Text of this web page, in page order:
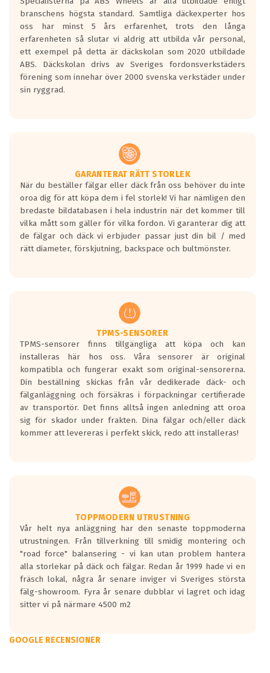
längsta.
Inga D eller G betyg delas ut för
personbilar och lätta lastbilar.
Betyget sätts efter ett test där däcken
skall bromsa in på en väg där det ligger
0.5-1.5 mm vatten.
I 80km/h kommer skillnaden på
Vid körning i över 50km/h brukar
rullmotståndets ljud överträffa
motorljudet.
På däckmärkningen kommer det finnas
en symbol av ett däck med vågar. Hög
bullernivå markeras med svarta vågor
medans de vita vågorna påvisar om det är
ett tyst däck.
regelverket som introduceras år 2016.
Ett däck med två svarta vågor är redan
godkända för år 2016 nya regelverk.
Ett däck med en svart våg kommer vara
minst tre decibel tystare än det
regelverk som börjar gälla 2016.
branschens högsta standard. Samtliga däckexperter hos
oss har minst 5 års erfarenhet, trots den långa
erfarenheten så slutar vi aldrig att utbilda vår personal,
ett exempel på detta är däckskolan som 2020 utbildade
ABS. Däckskolan drivs av Sveriges fordonsverkstäders
förening som innehar över 2000 svenska verkstäder under
sin ryggrad.
GARANTERAT RÄTT STORLEK
När du beställer fälgar eller däck från oss behöver du inte
oroa dig för att köpa dem i fel storlek! Vi har nämligen den
bredaste bildatabasen i hela industrin när det kommer till
vilka mått som gäller för vilka fordon. Vi garanterar dig att
de fälgar och däck vi erbjuder passar just din bil / med
rätt diameter, förskjutning, backspace och bultmönster.
TPMS-SENSORER
TPMS-sensorer finns tillgängliga att köpa och kan
installeras här hos oss. Våra sensorer är original
kompatibla och fungerar exakt som original-sensorerna.
Din beställning skickas från vår dedikerade däck- och
fälganläggning och försäkras i förpackningar certifierade
av transportör. Det finns alltså ingen anledning att oroa
sig för skador under frakten. Dina fälgar och/eller däck
kommer att levereras i perfekt skick, redo att installeras!
TOPPMODERN UTRUSTNING
Vår helt nya anläggning har den senaste toppmoderna
utrustningen. Från tillverkning till smidig montering och
"road force" balansering - vi kan utan problem hantera
alla storlekar på däck och fälgar. Redan år 1999 hade vi en
fräsch lokal, några år senare inviger vi Sveriges största
fälg-showroom. Fyra år senare dubblar vi lagret och idag
sitter vi på närmare 4500 m2
GOOGLE RECENSIONER